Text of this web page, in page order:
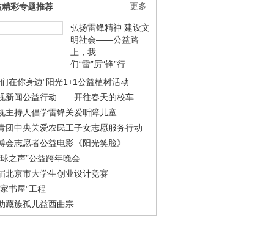
更多
精彩专题推荐
弘扬雷锋精神 建设文
明社会——公益路
上，我
们“雷”厉“锋”行
在你身边”阳光1+1公益植树活动
新闻公益行动——开往春天的校车
主持人倡学雷锋关爱听障儿童
团中央关爱农民工子女志愿服务行动
会志愿者公益电影《阳光笑脸》
之声”公益跨年晚会
北京市大学生创业设计竞赛
书屋”工程
藏族孤儿益西曲宗